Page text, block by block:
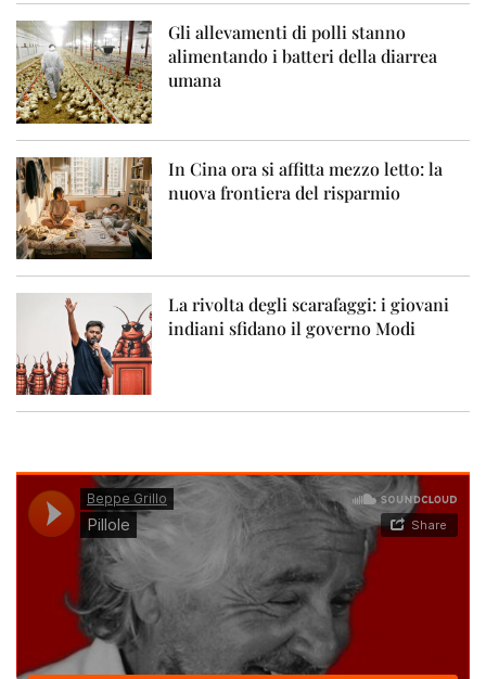
Gli allevamenti di polli stanno
alimentando i batteri della diarrea
umana
In Cina ora si affitta mezzo letto: la
nuova frontiera del risparmio
La rivolta degli scarafaggi: i giovani
indiani sfidano il governo Modi